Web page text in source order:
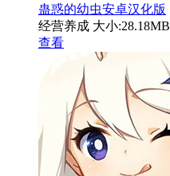
蛊惑的幼虫安卓汉化版
经营养成 大小:28.18MB
查看